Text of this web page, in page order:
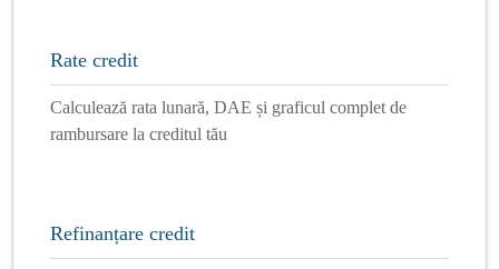
Rate credit
Calculează rata lunară, DAE și graficul complet de
rambursare la creditul tău
Refinanțare credit